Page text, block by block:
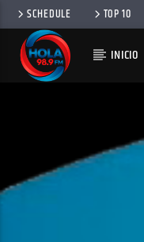
SCHEDULE TOP 10
INICIO